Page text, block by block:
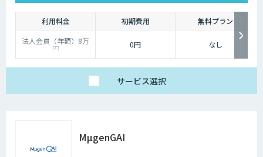
利用料金 初期費用
無料プラン
法人会員（年額）8万
円 0円 なし
サービス選択
MµgenGAI